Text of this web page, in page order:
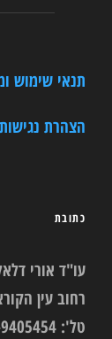
תנאי שימוש
הצהרת נגישות
כתובת
עו"ד אורי
רחוב עין הקורא 10 (מגדל היובל) ראשון לציון
טל': 03-9405454